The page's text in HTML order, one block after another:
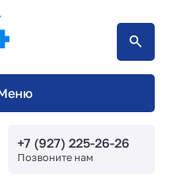
+7 (927) 225-26-26
Позвоните нам